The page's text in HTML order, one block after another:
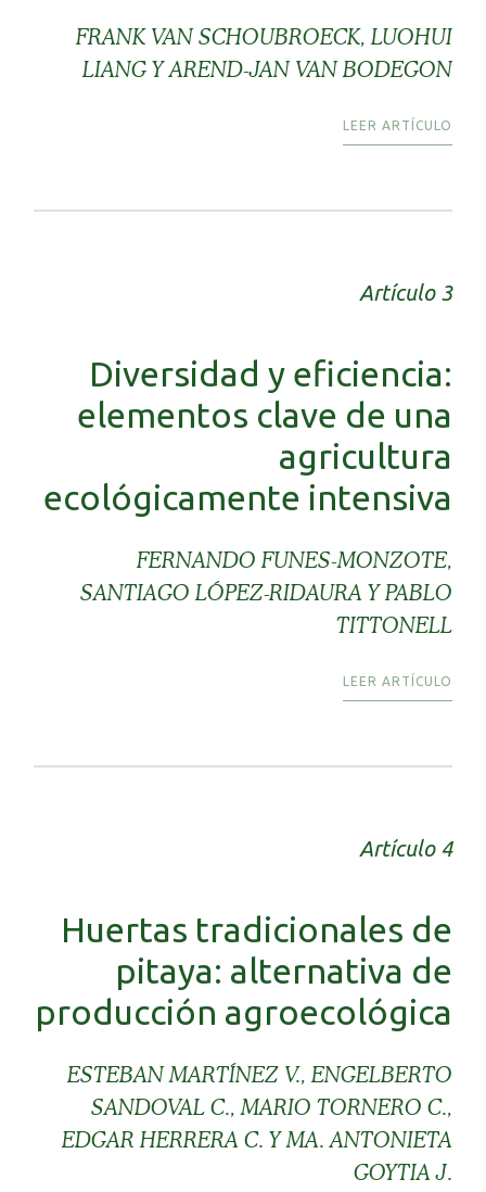
FRANK VAN SCHOUBROECK, LUOHUI
LIANG Y AREND-JAN VAN BODEGON
LEER ARTÍCULO
Artículo 3
Diversidad y eficiencia:
elementos clave de una
agricultura
ecológicamente intensiva
FERNANDO FUNES-MONZOTE,
SANTIAGO LÓPEZ-RIDAURA Y PABLO
TITTONELL
LEER ARTÍCULO
Artículo 4
Huertas tradicionales de
pitaya: alternativa de
producción agroecológica
ESTEBAN MARTÍNEZ V., ENGELBERTO
SANDOVAL C., MARIO TORNERO C.,
EDGAR HERRERA C. Y MA. ANTONIETA
GOYTIA J.